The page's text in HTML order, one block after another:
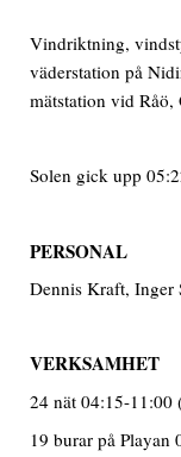
Vindriktning,
väderstation på
mätstation vid Råö,
Solen gick upp
PERSONAL
Dennis Kraft, Inger
VERKSAMHET
24 nät 04:15-11:00
19 burar på